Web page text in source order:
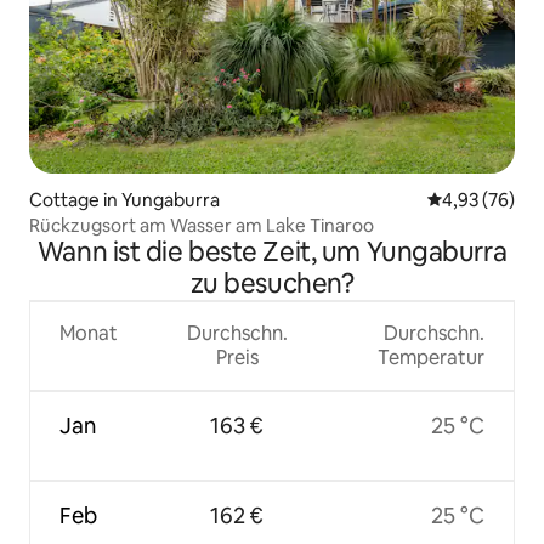
Cottage in Yungaburra
4,93 (76)
Rückzugsort am Wasser am Lake Tinaroo
Wann ist die beste Zeit, um Yungaburra
zu besuchen?
Monat
Jan
Feb
Durchschn.
Preis
163 €
162 €
Durchschn.
Temperatur
25 °C
25 °C